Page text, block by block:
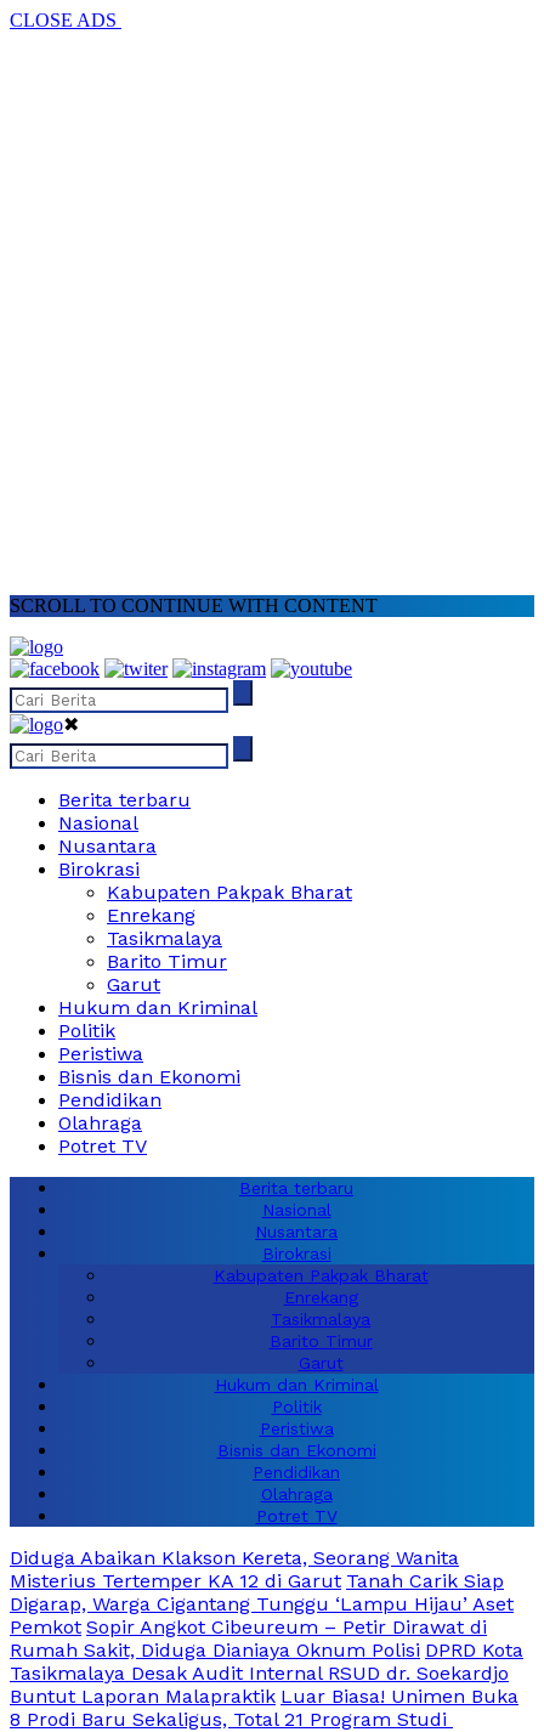
CLOSE ADS
SCROLL TO CONTINUE WITH CONTENT
✖
Berita terbaru
Nasional
Nusantara
Birokrasi
Kabupaten Pakpak Bharat
Enrekang
Tasikmalaya
Barito Timur
Garut
Hukum dan Kriminal
Politik
Peristiwa
Bisnis dan Ekonomi
Pendidikan
Olahraga
Potret TV
Berita terbaru
Nasional
Nusantara
Birokrasi
Kabupaten Pakpak Bharat
Enrekang
Tasikmalaya
Barito Timur
Garut
Hukum dan Kriminal
Politik
Peristiwa
Bisnis dan Ekonomi
Pendidikan
Olahraga
Potret TV
Diduga Abaikan Klakson Kereta, Seorang Wanita
Misterius Tertemper KA 12 di Garut Tanah Carik Siap
Digarap, Warga Cigantang Tunggu ‘Lampu Hijau’ Aset
Pemkot Sopir Angkot Cibeureum – Petir Dirawat di
Rumah Sakit, Diduga Dianiaya Oknum Polisi DPRD Kota
Tasikmalaya Desak Audit Internal RSUD dr. Soekardjo
Buntut Laporan Malapraktik Luar Biasa! Unimen Buka
8 Prodi Baru Sekaligus, Total 21 Program Studi